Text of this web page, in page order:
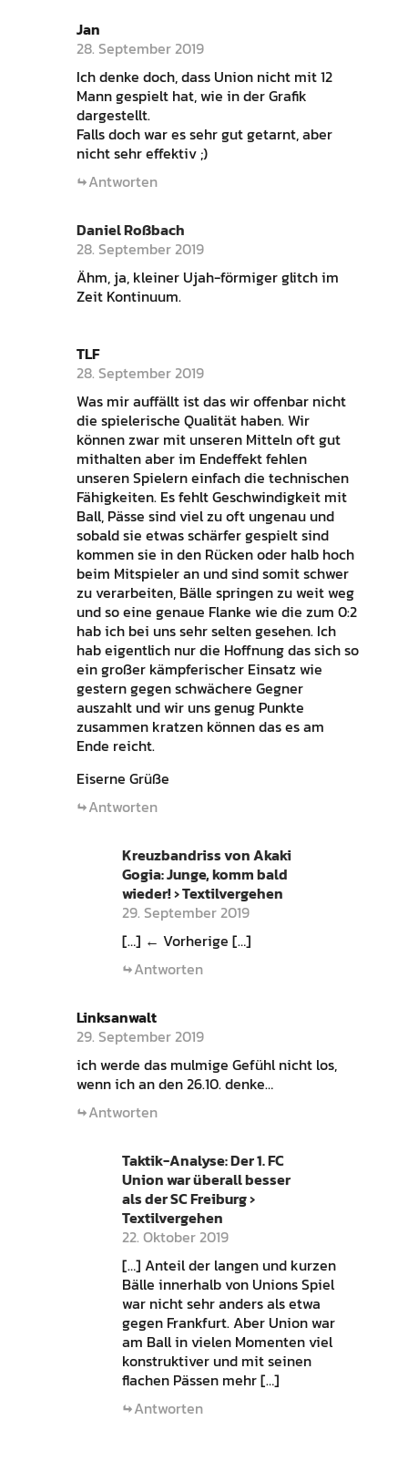
Jan
28. September 2019
Ich denke doch, dass Union nicht mit 12
Mann gespielt hat, wie in der Grafik
dargestellt.
Falls doch war es sehr gut getarnt, aber
nicht sehr effektiv ;)
Antworten
Daniel Roßbach
28. September 2019
Ähm, ja, kleiner Ujah-förmiger glitch im
Zeit Kontinuum.
TLF
28. September 2019
Was mir auffällt ist das wir offenbar nicht
die spielerische Qualität haben. Wir
können zwar mit unseren Mitteln oft gut
mithalten aber im Endeffekt fehlen
unseren Spielern einfach die technischen
Fähigkeiten. Es fehlt Geschwindigkeit mit
Ball, Pässe sind viel zu oft ungenau und
sobald sie etwas schärfer gespielt sind
kommen sie in den Rücken oder halb hoch
beim Mitspieler an und sind somit schwer
zu verarbeiten, Bälle springen zu weit weg
und so eine genaue Flanke wie die zum 0:2
hab ich bei uns sehr selten gesehen. Ich
hab eigentlich nur die Hoffnung das sich so
ein großer kämpferischer Einsatz wie
gestern gegen schwächere Gegner
auszahlt und wir uns genug Punkte
zusammen kratzen können das es am
Ende reicht.
Eiserne Grüße
Antworten
Kreuzbandriss von Akaki
Gogia: Junge, komm bald
wieder! › Textilvergehen
29. September 2019
[…] ← Vorherige […]
Antworten
Linksanwalt
29. September 2019
ich werde das mulmige Gefühl nicht los,
wenn ich an den 26.10. denke…
Antworten
Taktik-Analyse: Der 1. FC
Union war überall besser
als der SC Freiburg ›
Textilvergehen
22. Oktober 2019
[…] Anteil der langen und kurzen
Bälle innerhalb von Unions Spiel
war nicht sehr anders als etwa
gegen Frankfurt. Aber Union war
am Ball in vielen Momenten viel
konstruktiver und mit seinen
flachen Pässen mehr […]
Antworten